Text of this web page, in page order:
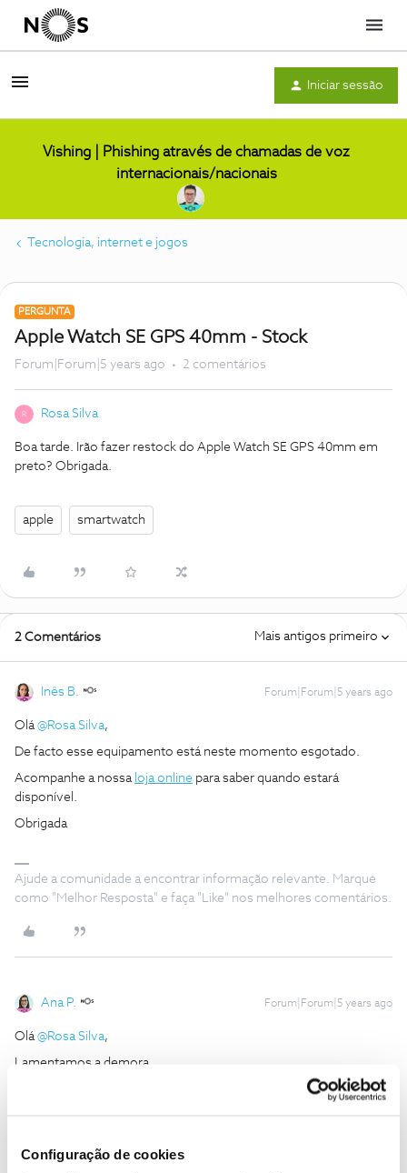
Configuração de cookies
Menu
Iniciar sessão
Vishing | Phishing através de chamadas de voz
internacionais/nacionais
Tecnologia, internet e jogos
PERGUNTA
Apple Watch SE GPS 40mm - Stock
Forum|Forum|5 years ago 2 comentários
R Rosa Silva
Boa tarde. Irão fazer restock do Apple Watch SE GPS 40mm em
preto? Obrigada.
apple smartwatch
2 Comentários Mais antigos primeiro
Inês B. Forum|Forum|5 years ago
Olá@Rosa Silva,
De facto esse equipamento está neste momento esgotado.
Acompanhe a nossa loja online para saber quando estará
disponível.
Obrigada
Ajude a comunidade a encontrar informação relevante. Marque
como "Melhor Resposta" e faça "Like" nos melhores comentários.
Ana P. Forum|Forum|5 years ago
Olá@Rosa Silva,
Lamentamos a demora.
De momento, ainda não temos novidades. No entanto, assim